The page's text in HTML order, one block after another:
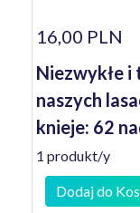
16,00 PLN
Niezwykłe i
naszych
knieje: 62
1 produkt/y
Dodaj do